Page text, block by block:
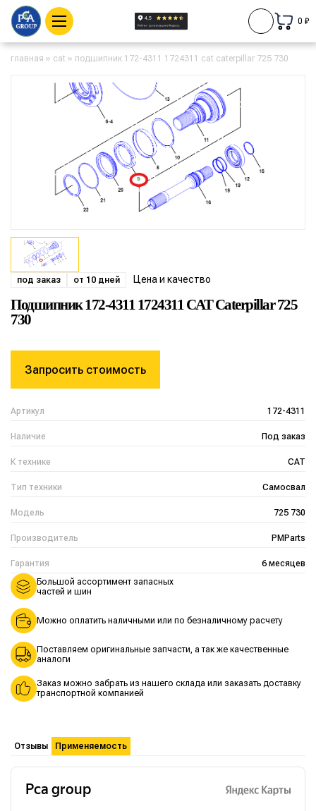
0 ₽
главная » cat » подшипник 172-4311 1724311 cat caterpillar 725 730
под заказ от 10 дней Цена и качество
Подшипник 172-4311 1724311 CAT Caterpillar 725
730
Артикул 172-4311
Наличие Под заказ
К технике CAT
Тип техники Самосвал
Модель 725 730
Производитель PMParts
Гарантия 6 месяцев
Запросить стоимость
Большой ассортимент запасных
частей и шин
Можно оплатить наличными или по безналичному расчету
Поставляем оригинальные запчасти, а так же качественные
аналоги
Заказ можно забрать из нашего склада или заказать доставку
транспортной компанией
Отзывы Применяемость